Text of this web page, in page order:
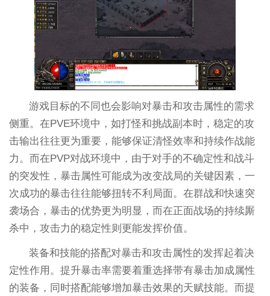
游戏目标的不同也会影响对暴击和攻击属性的需求
侧重。在PVE环境中，如打怪和挑战副本时，稳定的攻
击输出往往更为重要，能够保证清怪效率和持续作战能
力。而在PVP对战环境中，由于对手的不确定性和战斗
的突发性，暴击属性可能成为改变战局的关键因素，一
次成功的暴击往往能够扭转不利局面。在群战和快速突
袭场合，暴击的优势更为明显，而在正面战场的持续厮
杀中，攻击力的稳定性则更能发挥价值。
装备和技能的搭配对暴击和攻击属性的发挥起着决
定性作用。提升暴击率需要着重选择带有暴击加成属性
的装备，同时搭配能够增加暴击效果的天赋技能。而提